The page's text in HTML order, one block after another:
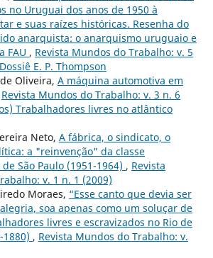
no Uruguai dos anos de 1950 à
e suas raízes históricas. Resenha do
anarquista: o anarquismo uruguaio e
FAU , Revista Mundos do Trabalho: v. 5
E. P. Thompson
Oliveira, A máquina automotiva em
Revista Mundos do Trabalho: v. 3 n. 6
Trabalhadores livres no atlântico
Neto, A fábrica, o sindicato, o
a "reinvenção" da classe
São Paulo (1951-1964) , Revista
v. 1 n. 1 (2009)
Moraes, “Esse canto que devia ser
soa apenas como um soluçar de
livres e escravizados no Rio de
1880) , Revista Mundos do Trabalho: v.